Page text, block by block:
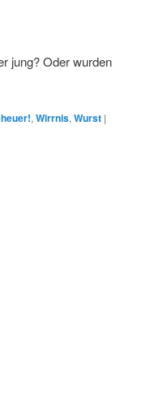
jung? Oder wurden
, Wirrnis, Wurst |